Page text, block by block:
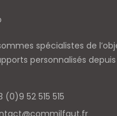
spécialistes de
personnalisés
(0)9 52 515 515